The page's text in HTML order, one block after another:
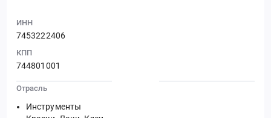
ИНН
7453222406
КПП
744801001
Отрасль
Инструменты